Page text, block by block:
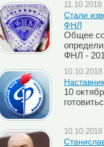
Стали
ФНЛ
Общее
ФНЛ -
10